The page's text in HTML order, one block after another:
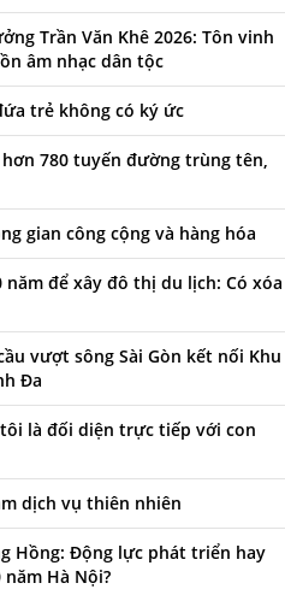
Trần Văn Khê 2026: Tôn vinh
âm nhạc dân tộc
trẻ không có ký ức
780 tuyến đường trùng tên,
gian công cộng và hàng hóa
năm để xây đô thị du lịch: Có xóa
vượt sông Sài Gòn kết nối Khu
Đa
tôi là đối diện trực tiếp với con
dịch vụ thiên nhiên
Hồng: Động lực phát triển hay
Hà Nội?